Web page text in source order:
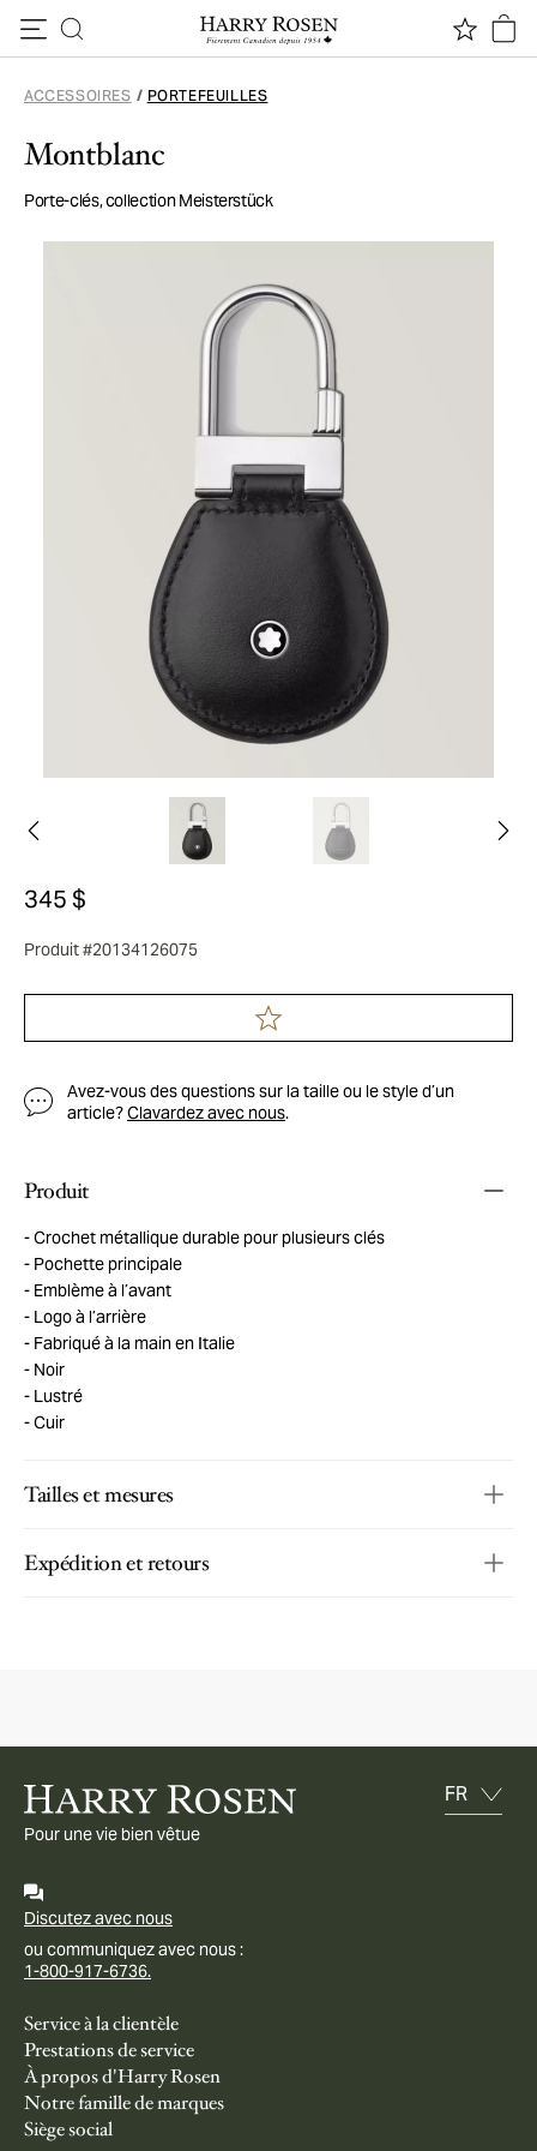
ACCESSOIRES / PORTEFEUILLES
Montblanc
Porte-clés, collection Meisterstück
345 $
Produit #20134126075
Avez-vous des questions sur la taille ou le style d’un
article?Clavardez avec nous.
Produit
Crochet métallique durable pour plusieurs clés
Pochette principale
Emblème à l’avant
Logo à l’arrière
Fabriqué à la main en Italie
Noir
Lustré
Cuir
Tailles et mesures
Expédition et retours
Pour une vie bien vêtue
Discutez avec nous
ou communiquez avec nous :
1-800-917-6736.
Service à la clientèle
Prestations de service
À propos d'Harry Rosen
Notre famille de marques
Siège social